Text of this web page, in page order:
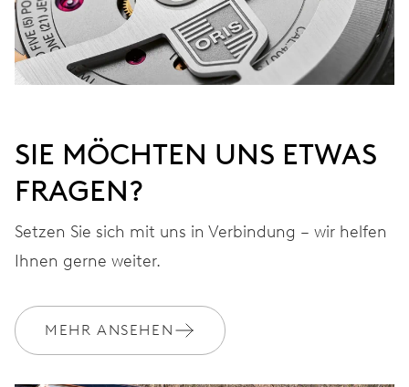
SIE MÖCHTEN UNS ETWAS
FRAGEN?
Setzen Sie sich mit uns in Verbindung – wir helfen
Ihnen gerne weiter.
MEHR ANSEHEN